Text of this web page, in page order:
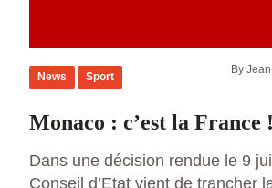
News Sport
By
Monaco : c’est la France !
Dans une décision rendue le 9
Conseil d’Etat vient de trancher